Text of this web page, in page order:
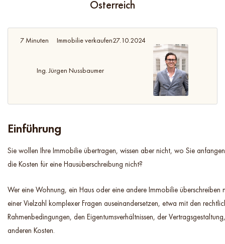
Österreich
7 Minuten Immobilie verkaufen27.10.2024
Ing. Jürgen Nussbaumer
Einführung
Sie wollen Ihre Immobilie übertragen, wissen aber nicht, wo Sie
die Kosten für eine Hausüberschreibung nicht?
Wer eine Wohnung, ein Haus oder eine andere Immobilie überschreiben
einer Vielzahl komplexer Fragen auseinandersetzen, etwa mit den
Rahmenbedingungen, den Eigentumsverhältnissen, der
anderen Kosten.